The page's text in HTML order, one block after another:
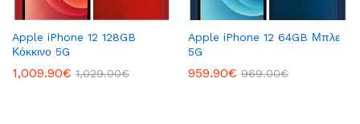
Apple iPhone 12 128GB
Κόκκινο 5G
1,009.90€ 1,029.00€
Apple iPhone 12 64GB Μπλε
5G
959.90€ 969.00€